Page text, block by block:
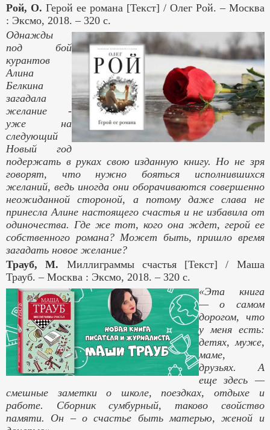
Рой, О. Герой ее романа [Текст] / Олег Рой. – Москва
: Эксмо, 2018. – 320 с.
Однажды
под бой
курантов
Алина
Белкина
загадала
желание -
уже на
следующий
Новый год
подержать в руках свою изданную книгу. Но не зря
говорят, что нужно бояться исполнившихся
желаний, ведь иногда они оборачиваются совершенно
неожиданной стороной, а потому даже слава не
принесла Алине настоящего счастья и не избавила от
одиночества. Где же тот, кого она ждет, герой ее
собственного романа? Может быть, пришло время
загадать новое желание?
Трауб, М. Миллиграммы счастья [Текст] / Маша
Трауб. – Москва : Эксмо, 2018. – 320 с.
«Эта книга
— о самом
дорогом, что
у меня есть:
детях, муже,
маме,
друзьях. А
еще здесь —
смешные заметки о школе, поездках, отдыхе и
работе. Сборник сумбурный, таково свойство
памяти. Он – о счастье быть матерью, женой и